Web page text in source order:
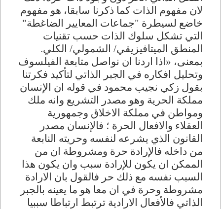
لان مفهوم الذات كما ذكرنا سابقا، هو مفهوم
خاضع لسيطرة "جماعات المعايير الضاغطة"
التي تشكل سلوك الذات حسب تقنيات
المنطق الميتافيزيقي/ الشمولي/ الكلي.
بمعنى، «اذا اردنا ان نواصل متابعة الفيلسوف
وتحليل افكاره في الجبر الذاتي لتأكيد فكرتنا
بقول زكي نجيب محمود في قوله ان الإنسان
مملكة الحرية وهو مصدر التشريع وانه ملك
ومواطن في مملكة الاخلاق وجمهورية
العقلاء والافعال الحرة ؛ فالإنسان مصدر
القانون الذي يشرعه لنفسه وحريته النابعة
من داخله فالإرادة حرة ومشروطة ان من
الممكن ان يكون للإرادة سبب وان يكون هذا
السبب نفسه مع ذلك حر فالقول بان الارادة
مشروطة وحرة في ان معا هو ما يعينه بالجبر
الذاتي فالأفعال الارادية ترتبط ارتباطا سببيا